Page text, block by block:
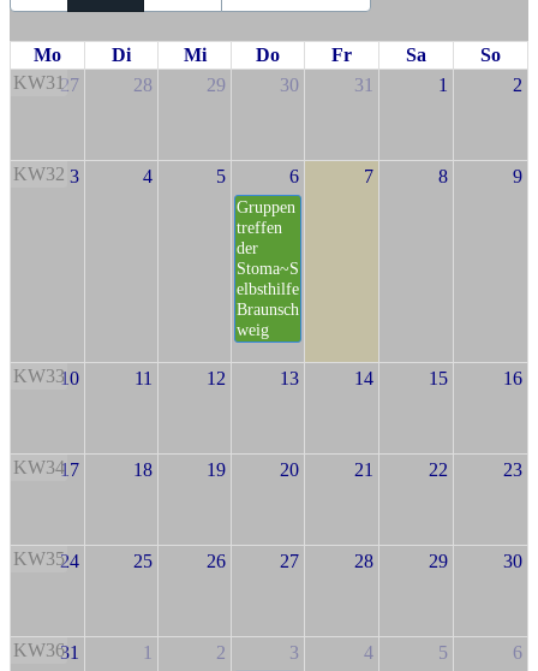
Mo Di Mi Do Fr Sa
So
KW3127 28 29 30 31 1 2
KW32 3 4 5 6
Gruppen
treffen
der
Stoma~S
elbsthilfe
Braunsch
weig
7 8 9
KW3310 11 12 13 14 15 16
KW3417 18 19 20 21 22 23
KW3524 25 26 27 28 29 30
KW3631 1 2 3 4 5 6